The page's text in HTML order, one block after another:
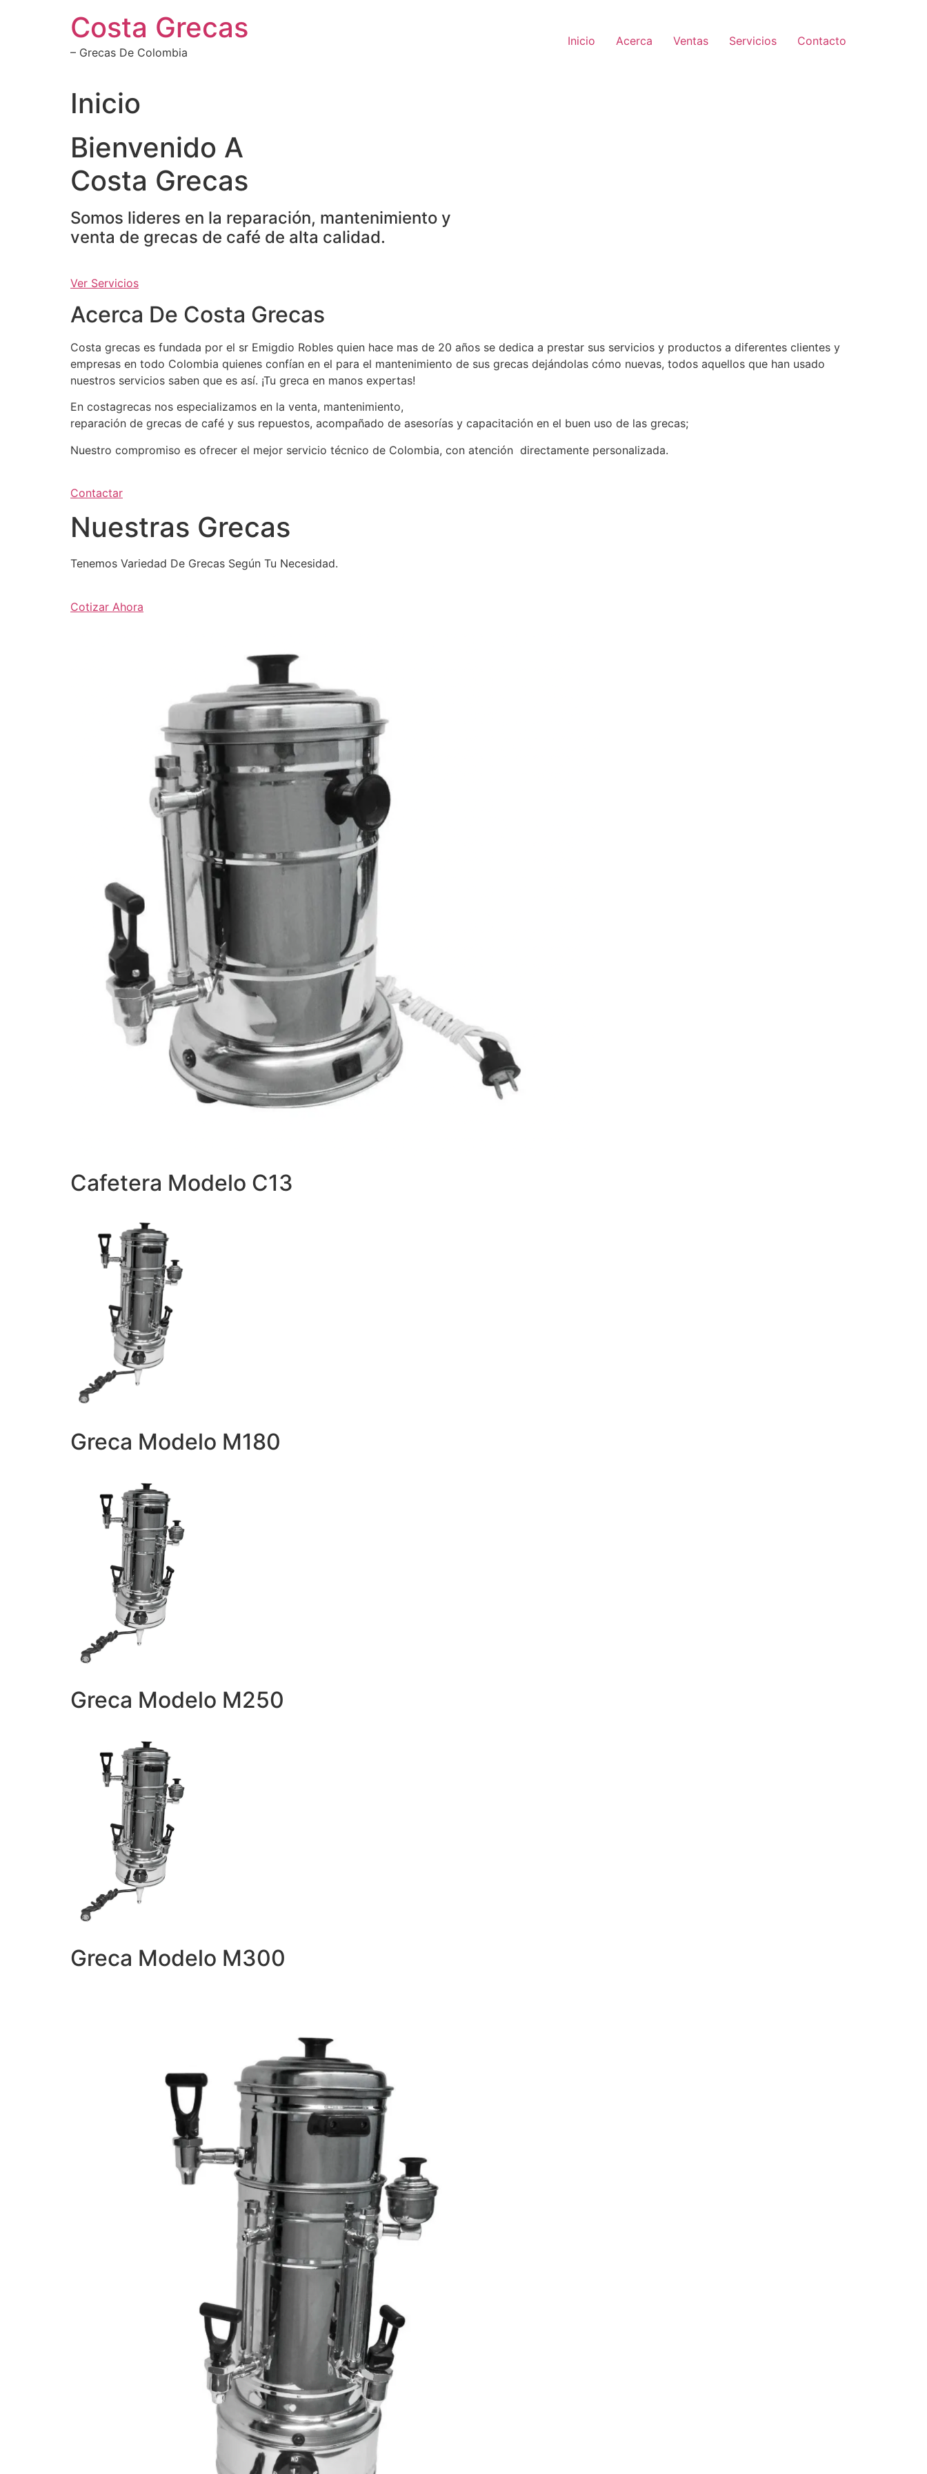
Costa Grecas
– Grecas De Colombia
Inicio Acerca Ventas Servicios Contacto
Inicio
Bienvenido A
Costa Grecas
Somos lideres en la reparación, mantenimiento y
venta de grecas de café de alta calidad.
Ver Servicios
Acerca De Costa Grecas
Costa grecas es fundada por el sr Emigdio Robles quien hace mas de 20 años se dedica a prestar sus servicios y productos a diferentes clientes y
empresas en todo Colombia quienes confían en el para el mantenimiento de sus grecas dejándolas cómo nuevas, todos aquellos que han usado
nuestros servicios saben que es así. ¡Tu greca en manos expertas!
En costagrecas nos especializamos en la venta, mantenimiento,
reparación de grecas de café y sus repuestos, acompañado de asesorías y capacitación en el buen uso de las grecas;
Nuestro compromiso es ofrecer el mejor servicio técnico de Colombia, con atención directamente personalizada.
Contactar
Nuestras Grecas
Tenemos Variedad De Grecas Según Tu Necesidad.
Cotizar Ahora
Cafetera Modelo C13
Greca Modelo M180
Greca Modelo M250
Greca Modelo M300